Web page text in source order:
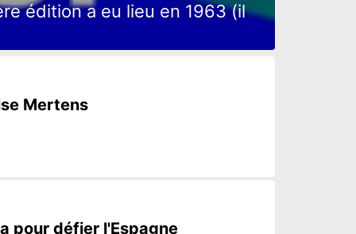
édition a eu lieu en 1963 (il
Mertens
pour défier l'Espagne